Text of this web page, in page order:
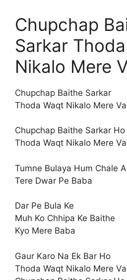
Chupchap
Sarkar
Nikalo Mere
Chupchap Baithe Sarkar
Thoda Waqt Nikalo Mere
Chupchap Baithe Sarkar Ho
Thoda Waqt Nikalo Mere
Tumne Bulaya Hum Chale
Tere Dwar Pe Baba
Dar Pe Bula Ke
Muh Ko Chhipa Ke Baithe
Kyo Mere Baba
Gaur Karo Na Ek Bar Ho
Thoda Waqt Nikalo Mere